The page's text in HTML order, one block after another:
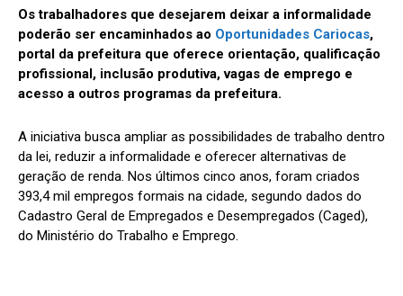
Os trabalhadores que desejarem deixar a informalidade
poderão ser encaminhados ao Oportunidades Cariocas,
portal da prefeitura que oferece orientação, qualificação
profissional, inclusão produtiva, vagas de emprego e
acesso a outros programas da prefeitura.
A iniciativa busca ampliar as possibilidades de trabalho dentro
da lei, reduzir a informalidade e oferecer alternativas de
geração de renda. Nos últimos cinco anos, foram criados
393,4 mil empregos formais na cidade, segundo dados do
Cadastro Geral de Empregados e Desempregados (Caged),
do Ministério do Trabalho e Emprego.